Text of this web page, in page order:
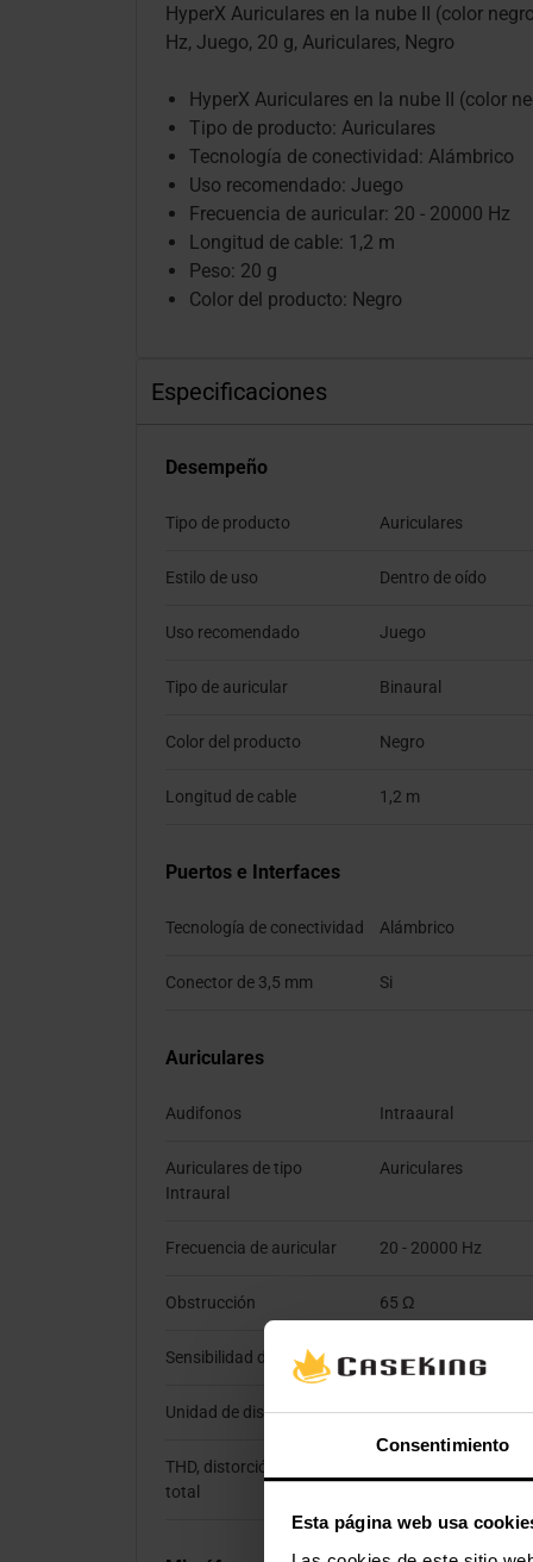
Consentimiento
Esta página web usa
HyperX Auriculares en la nube II (color
Hz, Juego, 20 g, Auriculares, Negro
HyperX Auriculares en la nube II (color
Tipo de producto: Auriculares
Tecnología de conectividad: Alámbrico
Uso recomendado: Juego
Frecuencia de auricular: 20 - 20000 Hz
Longitud de cable: 1,2 m
Peso: 20 g
Color del producto: Negro
Especificaciones
Desempeño
Tipo de producto Auriculares
Estilo de uso Dentro de oído
Uso recomendado Juego
Tipo de auricular Binaural
Color del producto Negro
Longitud de cable 1,2 m
Puertos e Interfaces
Tecnología de conectividad Alámbrico
Conector de 3,5 mm Si
Auriculares
Audifonos Intraaural
Auriculares de tipo
Intraural
Auriculares
Frecuencia de auricular 20 - 20000 Hz
Obstrucción 65 Ω
Sensibilidad de auricular 105 dB
Unidad de disco 1,43 cm
THD, distorción armónica
total